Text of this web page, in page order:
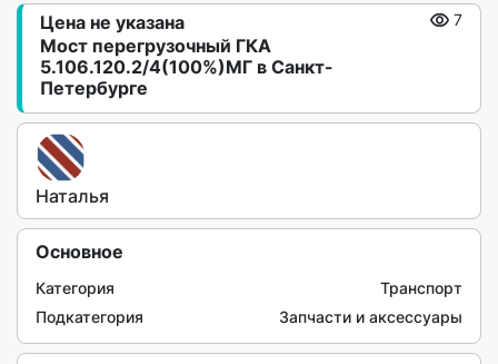
Мост перегрузочный ГКА
5.106.120.2/4(100%)МГ в Санкт-
Петербурге
Цена не указана 7
Наталья
Основное
Категория
Транспорт
Подкатегория
Запчасти и аксессуары